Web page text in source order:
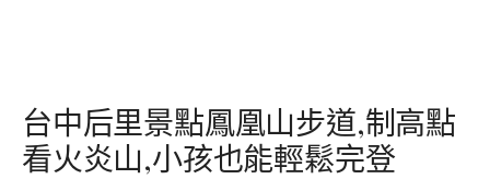
台中后里景點鳳凰山步道,制高點
看火炎山,小孩也能輕鬆完登